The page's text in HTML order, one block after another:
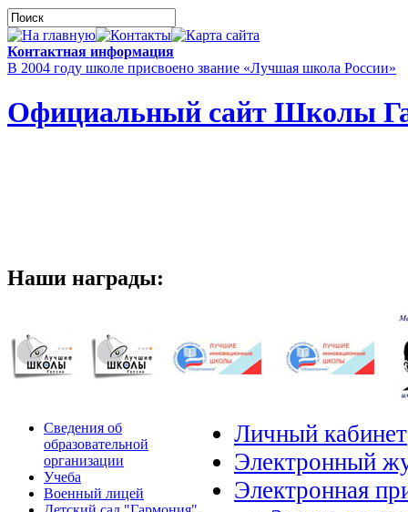
Контактная информация
В 2004 году школе присвоено звание «Лучшая школа России»
Официальный сайт Школы
Наши награды:
Сведения об
образовательной
организации
Учеба
Военный лицей
Личный кабинет
Электронный
Электронная